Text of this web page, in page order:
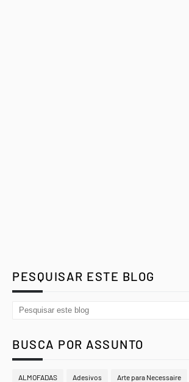
PESQUISAR ESTE BLOG
BUSCA POR ASSUNTO
ALMOFADAS Adesivos Arte para Necessaire